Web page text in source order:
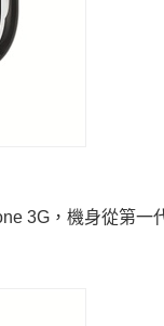
3G，機身從第一